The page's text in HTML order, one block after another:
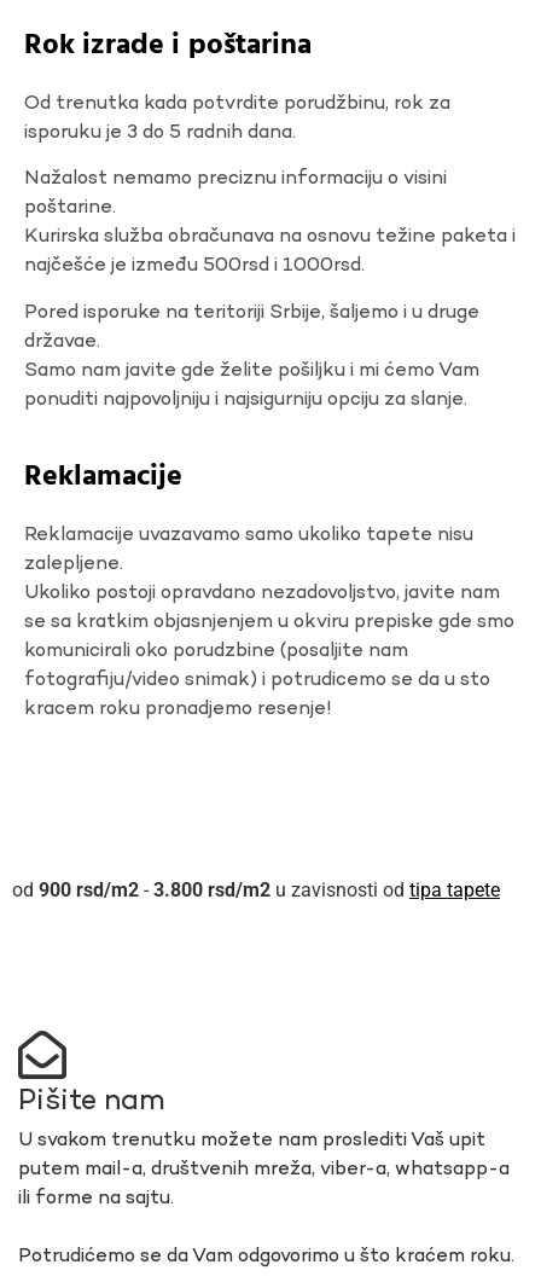
Rok izrade i poštarina
Od trenutka kada potvrdite porudžbinu, rok za
isporuku je 3 do 5 radnih dana.
Nažalost nemamo preciznu informaciju o visini
poštarine.
Kurirska služba obračunava na osnovu težine paketa i
najčešće je između 500rsd i 1000rsd.
Pored isporuke na teritoriji Srbije, šaljemo i u druge
državae.
Samo nam javite gde želite pošiljku i mi ćemo Vam
ponuditi najpovoljniju i najsigurniju opciju za slanje.
Reklamacije
Reklamacije uvazavamo samo ukoliko tapete nisu
zalepljene.
Ukoliko postoji opravdano nezadovoljstvo, javite nam
se sa kratkim objasnjenjem u okviru prepiske gde smo
komunicirali oko porudzbine (posaljite nam
fotografiju/video snimak) i potrudicemo se da u sto
kracem roku pronadjemo resenje!
900 rsd - 3.800 rsd u zavisnosti od tipa tapete
Pišite nam
U svakom trenutku možete nam proslediti Vaš upit
putem mail-a, društvenih mreža, viber-a, whatsapp-a
ili forme na sajtu.
Potrudićemo se da Vam odgovorimo u što kraćem roku.